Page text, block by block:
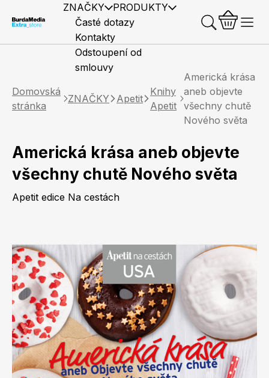
ZNAČKY PRODUKTY
Marianne
Apetit
Elle Decoration
Marianne Bydlení
Časté dotazy
Kontakty
Odstoupení od
smlouvy
Domovská
stránka
ZNAČKY Apetit
Knihy
Apetit
Americká krása
aneb objevte
všechny chutě
Nového světa
Americká krása aneb objevte
všechny chutě Nového světa
Apetit edice Na cestách